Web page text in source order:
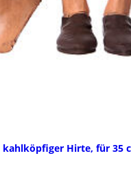
Hirte, für 35